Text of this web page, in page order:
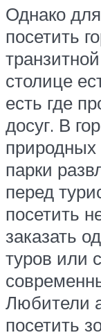
Однако
посетить
столице
есть где
досуг. В
природных
парки
перед
посетить
заказать
туров или
Любители
посетить